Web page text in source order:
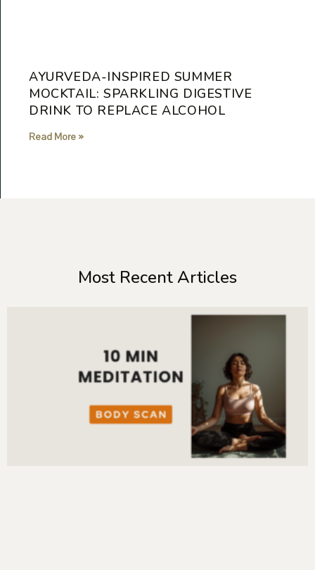
AYURVEDA-INSPIRED SUMMER
MOCKTAIL: SPARKLING DIGESTIVE
DRINK TO REPLACE ALCOHOL
Read More »
Most Recent Articles